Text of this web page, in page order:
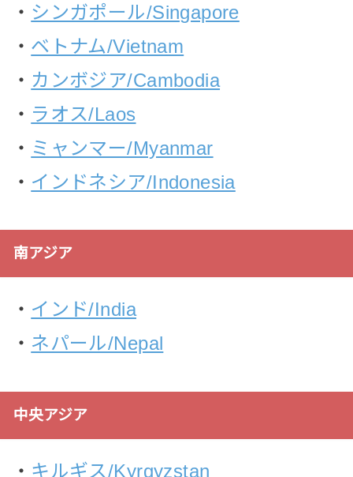
・ シンガポール/Singapore
・ ベトナム/Vietnam
・ カンボジア/Cambodia
・ ラオス/Laos
・ ミャンマー/Myanmar
・ インドネシア/Indonesia
南アジア
・ インド/India
・ ネパール/Nepal
中央アジア
・ キルギス/Kyrgyzstan